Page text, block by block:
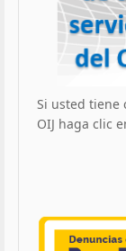
Si usted tiene
OIJ haga clic